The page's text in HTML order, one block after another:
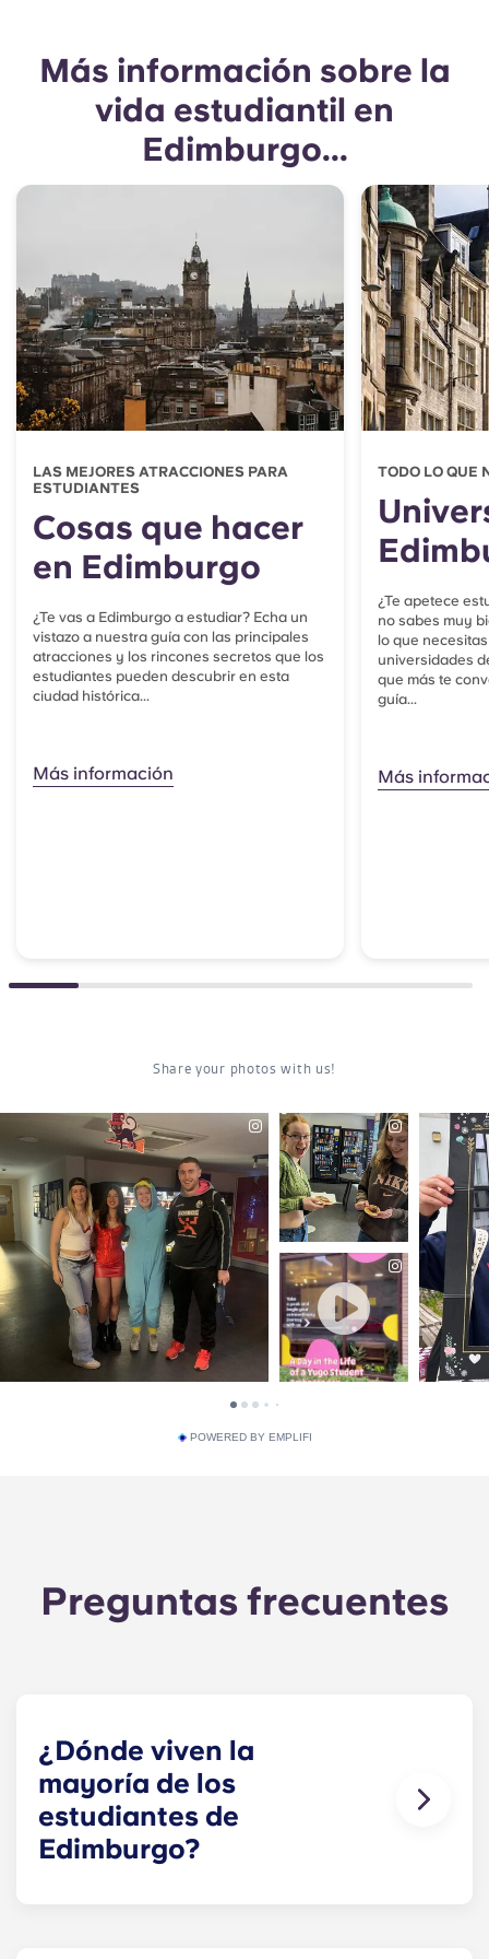
Más información sobre la
vida estudiantil en
Edimburgo...
LAS MEJORES ATRACCIONES PARA
ESTUDIANTES
Cosas que hacer
en Edimburgo
¿Te vas a Edimburgo a estudiar? Echa un
vistazo a nuestra guía con las principales
atracciones y los rincones secretos que los
estudiantes pueden descubrir en esta
ciudad histórica...
Más información
TODO LO QUE
¿Te apetece
no sabes muy
lo que
universidades
que más te
guía...
Más
POWERED BY EMPLIFI
Preguntas frecuentes
¿Dónde viven la
mayoría de los
estudiantes de
Edimburgo?